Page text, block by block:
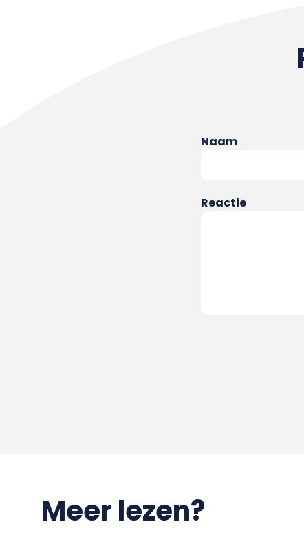
Naam
Reactie
Meer lezen?